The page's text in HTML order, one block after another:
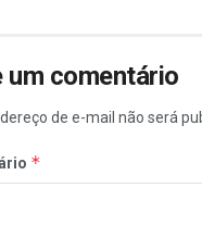
um comentário
de e-mail não será
*